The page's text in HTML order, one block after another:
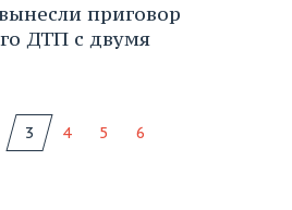
приговор
ДТП с двумя
3 4 5 6